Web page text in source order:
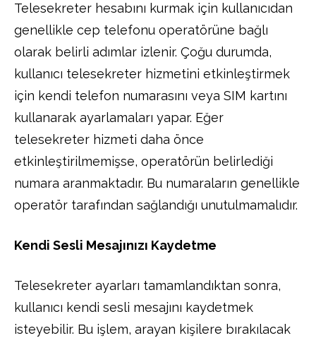
Telesekreter hesabını kurmak için kullanıcıdan
genellikle cep telefonu operatörüne bağlı
olarak belirli adımlar izlenir. Çoğu durumda,
kullanıcı telesekreter hizmetini etkinleştirmek
için kendi telefon numarasını veya SIM kartını
kullanarak ayarlamaları yapar. Eğer
telesekreter hizmeti daha önce
etkinleştirilmemişse, operatörün belirlediği
numara aranmaktadır. Bu numaraların genellikle
operatör tarafından sağlandığı unutulmamalıdır.
Kendi Sesli Mesajınızı Kaydetme
Telesekreter ayarları tamamlandıktan sonra,
kullanıcı kendi sesli mesajını kaydetmek
isteyebilir. Bu işlem, arayan kişilere bırakılacak